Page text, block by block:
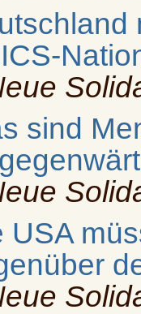
sind
USA